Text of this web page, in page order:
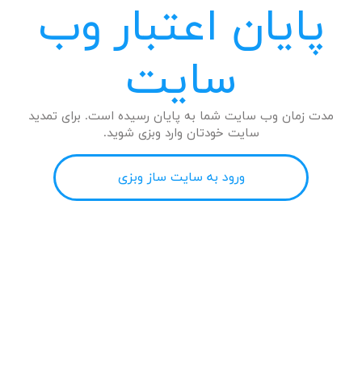
پایان اعتبار وب
سایت
مدت زمان وب سایت شما به پایان رسیده است. برای تمدید
سایت خودتان وارد وبزی شوید.
ورود به سایت ساز وبزی